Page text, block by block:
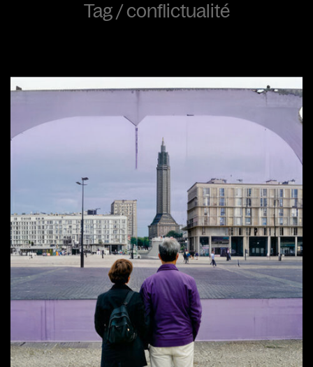
Tag /conflictualité